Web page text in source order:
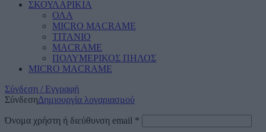
ΣΚΟΥΛΑΡΙΚΙΑ
ΟΛΑ
MICRO MACRAME
ΤΙΤΑΝΙΟ
MACRAME
ΠΟΛΥΜΕΡΙΚΟΣ ΠΗΛΟΣ
MICRO MACRAME
Σύνδεση / Εγγραφή
ΣύνδεσηΔημιουργία λογαριασμού
Όνομα χρήστη ή διεύθυνση email *